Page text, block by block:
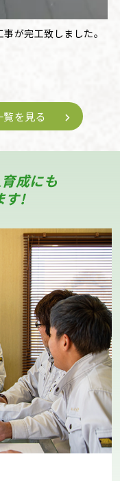
が完工致しました。
を見る
成にも
す!